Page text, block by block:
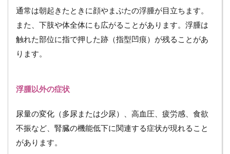
因疾
患と
浮腫
の特
徴、
浮腫
（１）
浮腫
4.1.1
通常は朝起きたときに顔やまぶたの浮腫が目立ちます。
また、下肢や体全体にも広がることがあります。浮腫は
触れた部位に指で押した跡（指型凹痕）が残ることがあ
ります。
浮腫以外の症状
尿量の変化（多尿または少尿）、高血圧、疲労感、食欲
不振など、腎臓の機能低下に関連する症状が現れること
があります。